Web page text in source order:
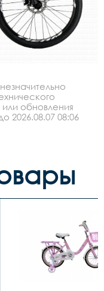
обновления
2026.08.07 08:06